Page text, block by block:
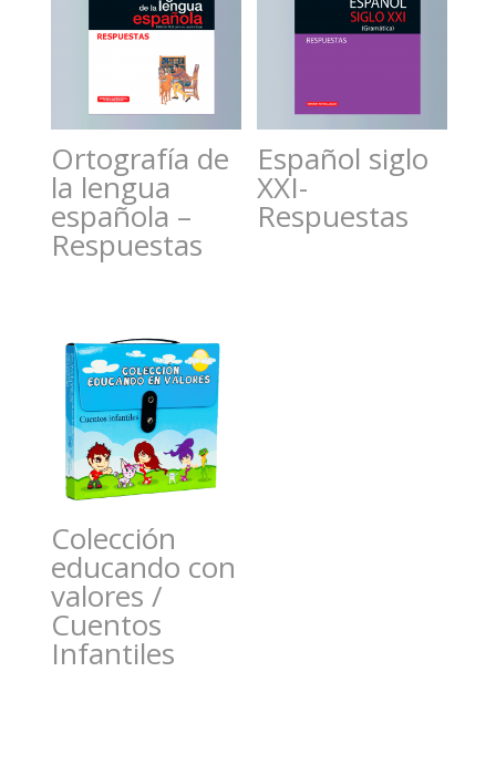
Ortografía de
la lengua
española –
Respuestas
Español siglo
XXI-
Respuestas
Colección
educando con
valores /
Cuentos
Infantiles